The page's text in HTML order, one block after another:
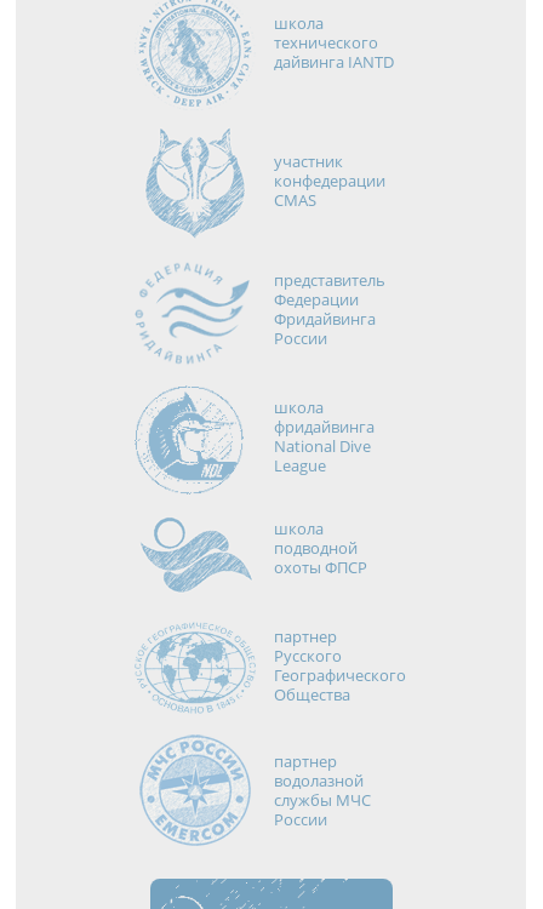
школа
технического
дайвинга IANTD
участник
конфедерации
CMAS
представитель
Федерации
Фридайвинга
России
школа
фридайвинга
National Dive
League
школа
подводной
охоты ФПСР
партнер
Русского
Географического
Общества
партнер
водолазной
службы МЧС
России